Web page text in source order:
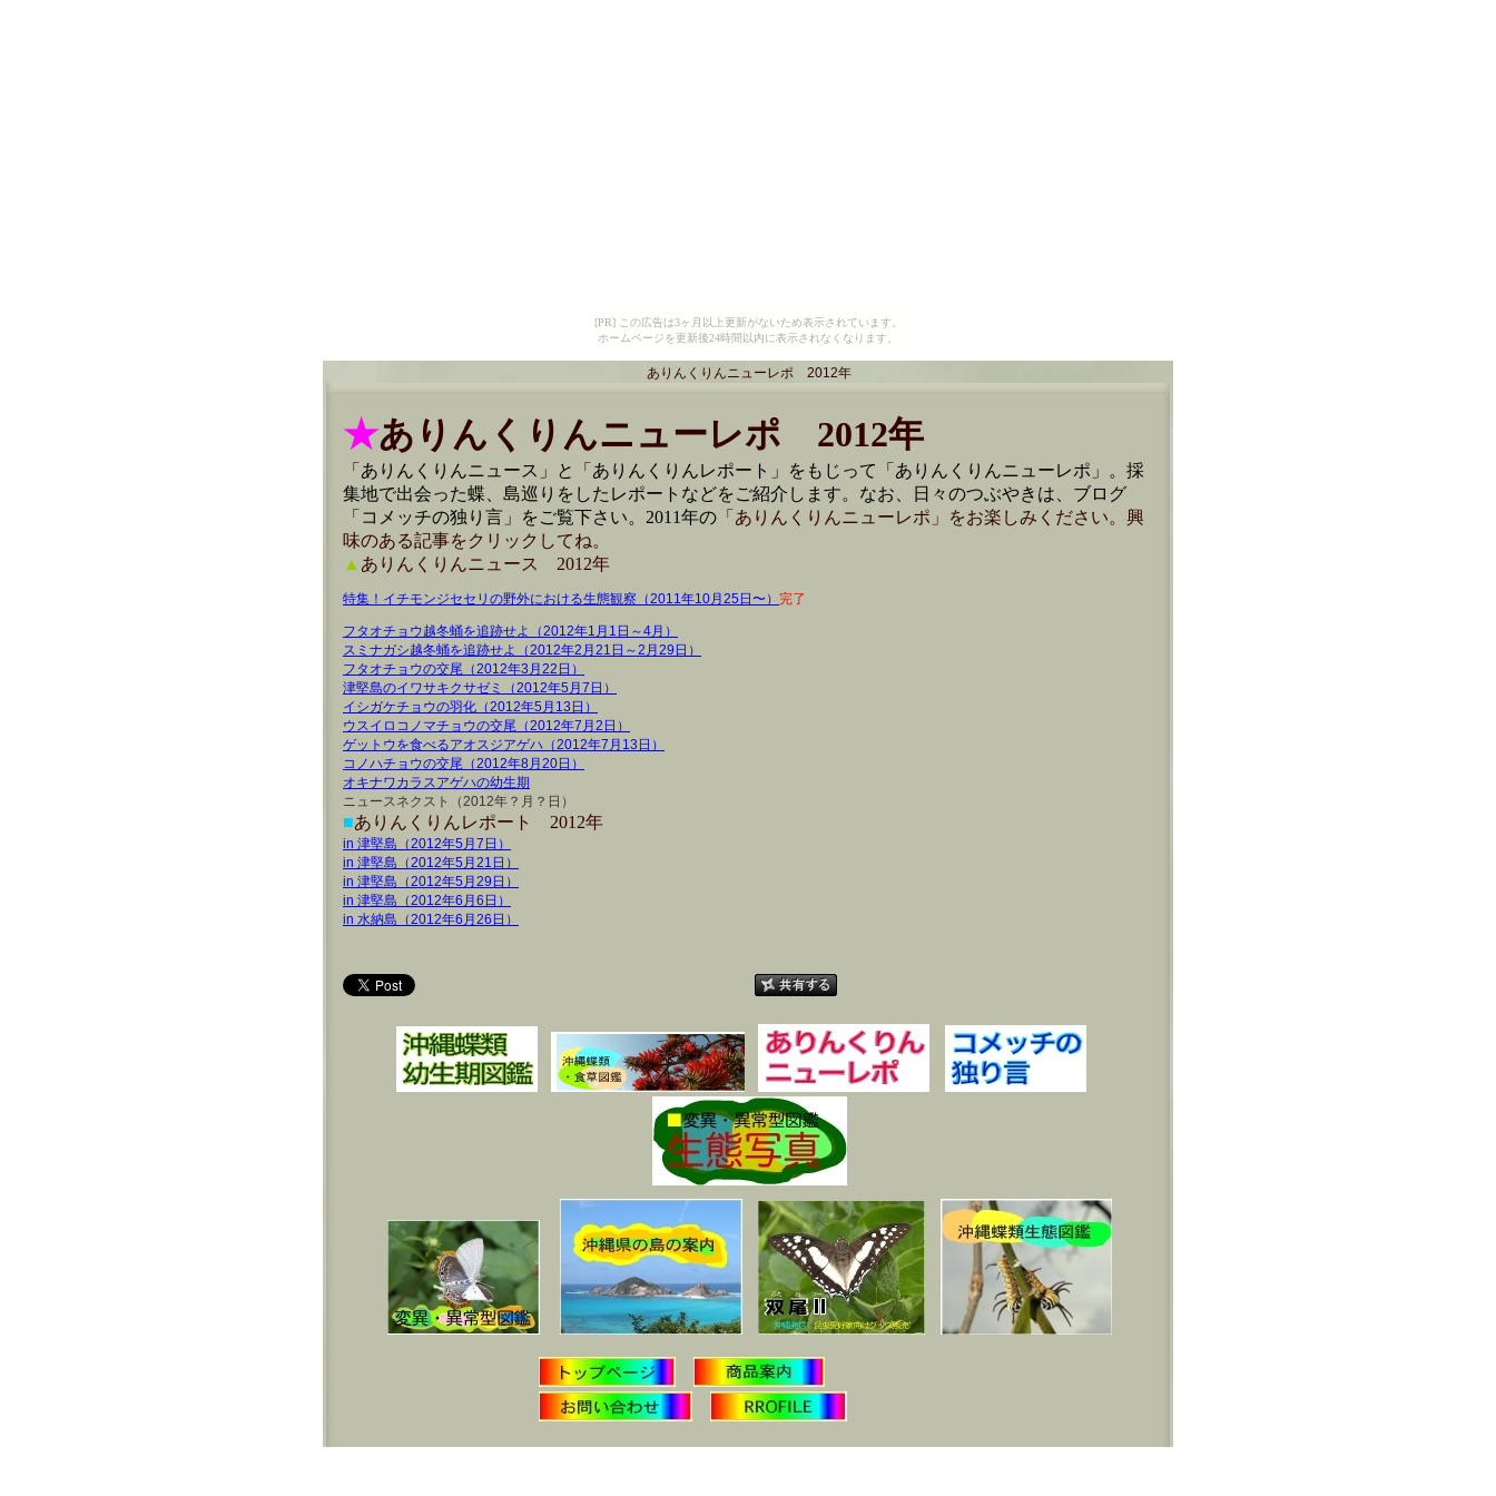
[PR] この広告は3ヶ月以上更新がないため表示されています。
ホームページを更新後24時間以内に表示されなくなります。
ありんくりんニューレポ 2012年
★ありんくりんニューレポ 2012年
「ありんくりんニュース」と「ありんくりんレポート」をもじって「ありんくりんニューレポ」。採
集地で出会った蝶、島巡りをしたレポートなどをご紹介します。なお、日々のつぶやきは、ブログ
「コメッチの独り言」をご覧下さい。2011年の 「ありんくりんニューレポ」をお楽しみください。興
味のある記事をクリックしてね。
▲ ありんくりんニュース 2012年
特集！イチモンジセセリの野外における生態観察（2011年10月25日〜） 完了
フタオチョウ越冬蛹を追跡せよ（2012年1月1日～4月）
スミナガシ越冬蛹を追跡せよ（2012年2月21日～2月29日）
フタオチョウの交尾（2012年3月22日）
津堅島のイワサキクサゼミ（2012年5月7日）
イシガケチョウの羽化（2012年5月13日）
ウスイロコノマチョウの交尾（2012年7月2日）
ゲットウを食べるアオスジアゲハ（2012年7月13日）
コノハチョウの交尾（2012年8月20日）
オキナワカラスアゲハの幼生期
ニュースネクスト（2012年？月？日）
■ありんくりんレポート 2012年
in 津堅島（2012年5月7日）
in 津堅島（2012年5月21日）
in 津堅島（2012年5月29日）
in 津堅島（2012年6月6日）
in 水納島（2012年6月26日）